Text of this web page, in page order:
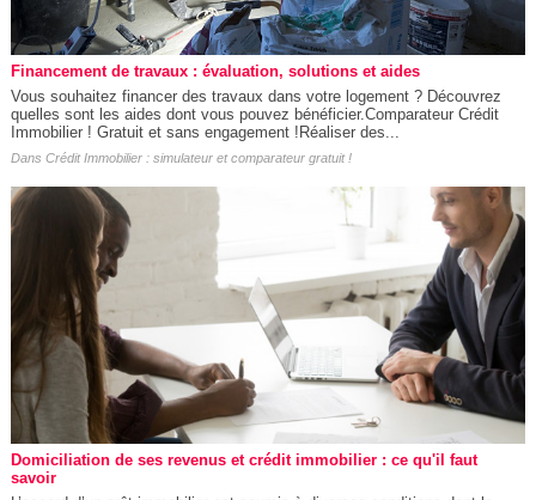
Financement de travaux : évaluation, solutions et aides
Vous souhaitez financer des travaux dans votre logement ? Découvrez
quelles sont les aides dont vous pouvez bénéficier.Comparateur Crédit
Immobilier ! Gratuit et sans engagement !Réaliser des...
Dans Crédit Immobilier : simulateur et comparateur gratuit !
Domiciliation de ses revenus et crédit immobilier : ce qu'il faut
savoir